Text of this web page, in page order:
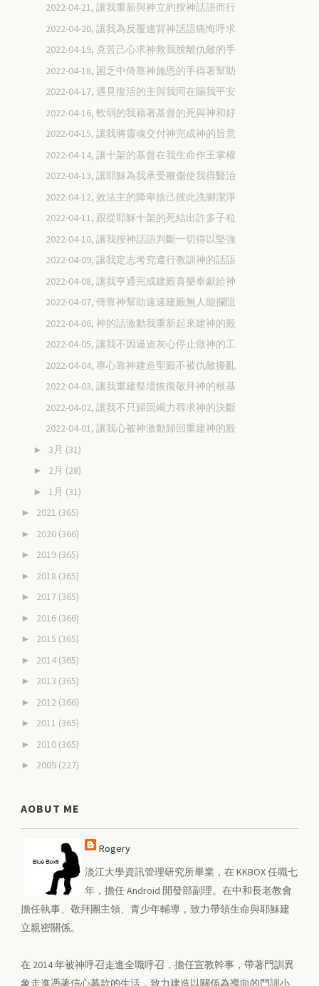
2022-04-21, 讓我重新與神立約按神話語而行
2022-04-20, 讓我為反覆違背神話語痛悔呼求
2022-04-19, 克苦己心求神救我脫離仇敵的手
2022-04-18, 困乏中倚靠神施恩的手得著幫助
2022-04-17, 遇見復活的主與我同在賜我平安
2022-04-16, 軟弱的我藉著基督的死與神和好
2022-04-15, 讓我將靈魂交付神完成神的旨意
2022-04-14, 讓十架的基督在我生命作王掌權
2022-04-13, 讓耶穌為我承受鞭傷使我得醫治
2022-04-12, 效法主的降卑捨己彼此洗腳潔淨
2022-04-11, 跟從耶穌十架的死結出許多子粒
2022-04-10, 讓我按神話語判斷一切得以堅強
2022-04-09, 讓我定志考究遵行教訓神的話語
2022-04-08, 讓我亨通完成建殿喜樂奉獻給神
2022-04-07, 倚靠神幫助速速建殿無人能攔阻
2022-04-06, 神的話激動我重新起來建神的殿
2022-04-05, 讓我不因逼迫灰心停止做神的工
2022-04-04, 專心靠神建造聖殿不被仇敵擾亂
2022-04-03, 讓我重建祭壇恢復敬拜神的根基
2022-04-02, 讓我不只歸回竭力尋求神的決斷
2022-04-01, 讓我心被神激動歸回重建神的殿
► 3月 (31)
► 2月 (28)
► 1月 (31)
► 2021 (365)
► 2020 (366)
► 2019 (365)
► 2018 (365)
► 2017 (365)
► 2016 (366)
► 2015 (365)
► 2014 (365)
► 2013 (365)
► 2012 (366)
► 2011 (365)
► 2010 (365)
► 2009 (227)
AOBUT ME
Rogery
淡江大學資訊管理研究所畢業，在 KKBOX 任職七
年，擔任 Android 開發部副理。在中和長老教會
擔任執事、敬拜團主領、青少年輔導，致力帶領生命與耶穌建
立親密關係。
在 2014 年被神呼召走進全職呼召，擔任宣教幹事，帶著門訓異
象走進憑著信心募款的生活，致力建造以關係為導向的門訓小